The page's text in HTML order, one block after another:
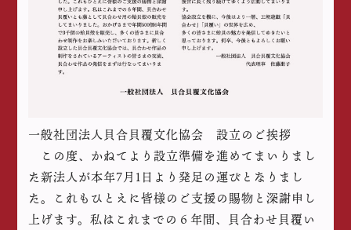
一般社団法人貝合貝覆文化協会 設立のご挨拶
この度、かねてより設立準備を進めてまいりまし
た新法人が本年7月1日より発足の運びとなりまし
た。これもひとえに皆様のご支援の賜物と深謝申し
上げます。私はこれまでの６年間、貝合わせ貝覆い